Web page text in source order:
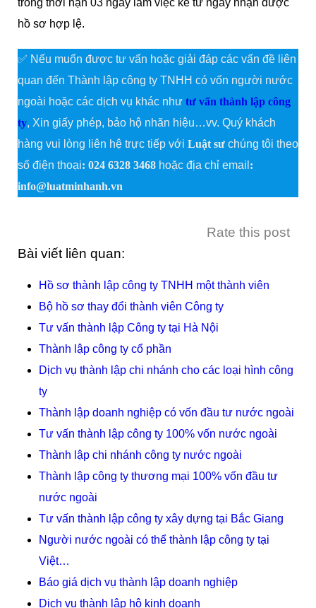
trong thời hạn 03 ngày làm việc kể từ ngày nhận được
hồ sơ hợp lệ.
✅ Nếu muốn được tư vấn hoặc giải đáp các vấn đề liên
quan đến Thành lập công ty TNHH có vốn người nước
ngoài hoặc các dịch vụ khác như tư vấn thành lập công
ty, Xin giấy phép, bảo hộ nhãn hiệu…vv. Quý khách
hàng vui lòng liên hệ trực tiếp với Luật sư chúng tôi theo
số điện thoại: 024 6328 3468 hoặc địa chỉ email :
info@luatminhanh.vn
Rate this post
Bài viết liên quan:
Hồ sơ thành lập công ty TNHH một thành viên
Bộ hồ sơ thay đổi thành viên Công ty
Tư vấn thành lập Công ty tại Hà Nội
Thành lập công ty cổ phần
Dịch vụ thành lập chi nhánh cho các loại hình công
ty
Thành lập doanh nghiệp có vốn đầu tư nước ngoài
Tư vấn thành lập công ty 100% vốn nước ngoài
Thành lập chi nhánh công ty nước ngoài
Thành lập công ty thương mại 100% vốn đầu tư
nước ngoài
Tư vấn thành lập công ty xây dựng tại Bắc Giang
Người nước ngoài có thể thành lập công ty tại
Việt…
Báo giá dịch vụ thành lập doanh nghiệp
Dịch vụ thành lập hộ kinh doanh